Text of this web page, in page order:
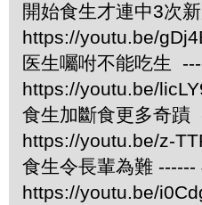
開始食生才連中3次
https://youtu.be/
医生囑咐不能吃生
https://youtu.be/
食生加斷食更多奇蹟
https://youtu.be/z-
食生令長輩為難
https://youtu.be/